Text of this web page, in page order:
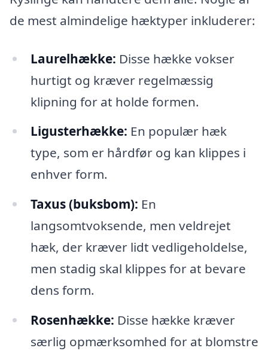
de mest almindelige hæktyper inkluderer:
Laurelhække: Disse hække vokser
hurtigt og kræver regelmæssig
klipning for at holde formen.
Ligusterhække: En populær hæk
type, som er hårdfør og kan klippes i
enhver form.
Taxus (buksbom): En
langsomtvoksende, men veldrejet
hæk, der kræver lidt vedligeholdelse,
men stadig skal klippes for at bevare
dens form.
Rosenhække: Disse hække kræver
særlig opmærksomhed for at blomstre